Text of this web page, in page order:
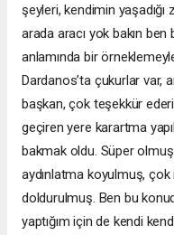
şeyleri, kendimin
arada aracı yok bakın ben
anlamında bir
Dardanos’ta çukurlar var,
başkan, çok teşekkür
geçiren yere karartma
bakmak oldu. Süper
aydınlatma koyulmuş,
doldurulmuş. Ben bu
yaptığım için de kendi